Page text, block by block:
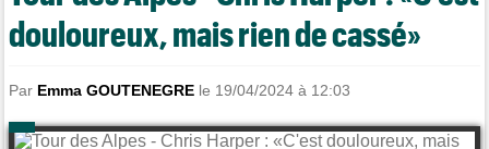
douloureux, mais rien de cassé»
Par Emma GOUTENEGRE le 19/04/2024 à 12:03